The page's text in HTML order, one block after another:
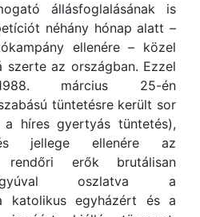
állásfoglalásának is
néhány hónap alatt –
ellenére – közel
szerte az országban. Ezzel
1988. március 25-én
tüntetésre került sor
híres gyertyás tüntetés),
jellege ellenére az
rendőri erők brutálisan
oszlatva a
katolikus egyházért és a